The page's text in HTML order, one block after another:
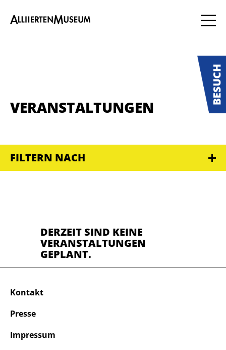
VERANSTALTUNGEN
FILTERN NACH
DERZEIT SIND KEINE
VERANSTALTUNGEN
GEPLANT.
Kontakt
Presse
Impressum